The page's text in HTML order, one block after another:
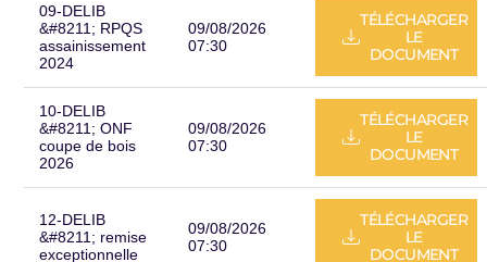
09-DELIB
&#8211; RPQS
assainissement
2024
09/08/2026
07:30
TÉLÉCHARGER
LE
DOCUMENT
10-DELIB
&#8211; ONF
coupe de bois
2026
09/08/2026
07:30
TÉLÉCHARGER
LE
DOCUMENT
12-DELIB
&#8211; remise
exceptionnelle
09/08/2026
07:30
TÉLÉCHARGER
LE
DOCUMENT